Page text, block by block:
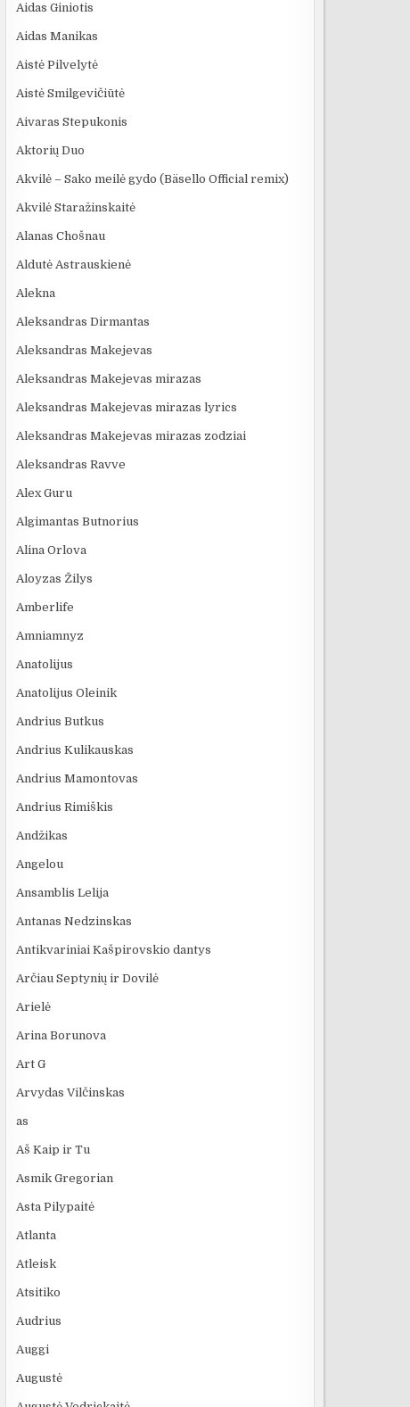
09:41
KAMUOLINIS ŽAIBAS:
PASLAPTIS
Aidas Giniotis
Aidas Manikas
Aistė Pilvelytė
Aistė Smilgevičiūtė
Aivaras Stepukonis
Aktorių Duo
Akvilė – Sako meilė gydo (Bäsello Official remix)
Akvilė Staražinskaitė
Alanas Chošnau
Aldutė Astrauskienė
Alekna
Aleksandras Dirmantas
Aleksandras Makejevas
Aleksandras Makejevas mirazas
Aleksandras Makejevas mirazas lyrics
Aleksandras Makejevas mirazas zodziai
Aleksandras Ravve
Alex Guru
Algimantas Butnorius
Alina Orlova
Aloyzas Žilys
Amberlife
Amniamnyz
Anatolijus
Anatolijus Oleinik
Andrius Butkus
Andrius Kulikauskas
Andrius Mamontovas
Andrius Rimiškis
Andžikas
Angelou
Ansamblis Lelija
Antanas Nedzinskas
Antikvariniai Kašpirovskio dantys
Arčiau Septynių ir Dovilė
Arielė
Arina Borunova
Art G
Arvydas Vilčinskas
as
Aš Kaip ir Tu
Asmik Gregorian
Asta Pilypaitė
Atlanta
Atleisk
Atsitiko
Audrius
Auggi
Augustė